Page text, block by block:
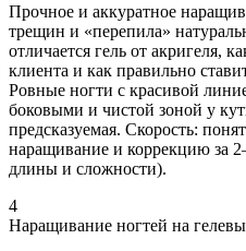
Прочное и аккуратное
трещин и «перепила»
отличается гель от акригеля,
клиента и как правильно
Ровные ногти с красивой
боковыми и чистой зоной у
предсказуемая. Скорость:
наращивание и коррекцию за
длины и сложности).
4
Наращивание ногтей на